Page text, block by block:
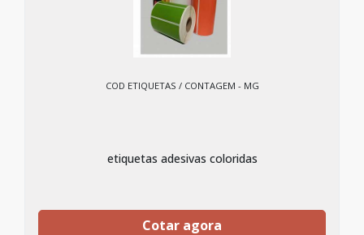
COD ETIQUETAS / CONTAGEM - MG
etiquetas adesivas coloridas
Cotar agora